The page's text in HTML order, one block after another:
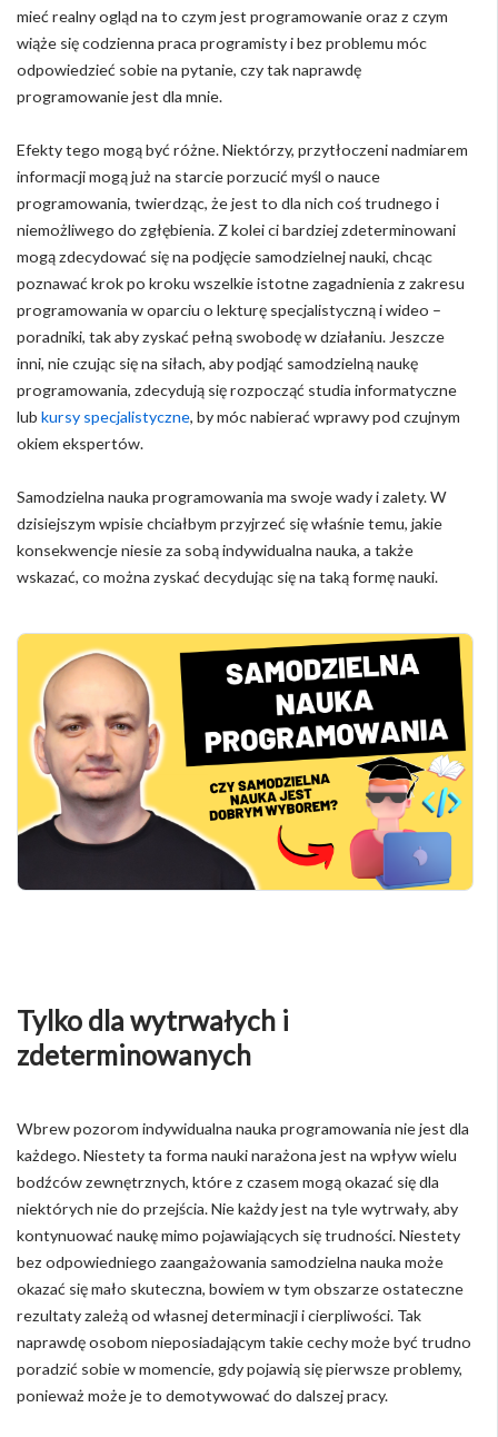
mieć realny ogląd na to czym jest programowanie oraz z czym
wiąże się codzienna praca programisty i bez problemu móc
odpowiedzieć sobie na pytanie, czy tak naprawdę
programowanie jest dla mnie.
Efekty tego mogą być różne. Niektórzy, przytłoczeni nadmiarem
informacji mogą już na starcie porzucić myśl o nauce
programowania, twierdząc, że jest to dla nich coś trudnego i
niemożliwego do zgłębienia. Z kolei ci bardziej zdeterminowani
mogą zdecydować się na podjęcie samodzielnej nauki, chcąc
poznawać krok po kroku wszelkie istotne zagadnienia z zakresu
programowania w oparciu o lekturę specjalistyczną i wideo –
poradniki, tak aby zyskać pełną swobodę w działaniu. Jeszcze
inni, nie czując się na siłach, aby podjąć samodzielną naukę
programowania, zdecydują się rozpocząć studia informatyczne
lub kursy specjalistyczne, by móc nabierać wprawy pod czujnym
okiem ekspertów.
Samodzielna nauka programowania ma swoje wady i zalety. W
dzisiejszym wpisie chciałbym przyjrzeć się właśnie temu, jakie
konsekwencje niesie za sobą indywidualna nauka, a także
wskazać, co można zyskać decydując się na taką formę nauki.
Tylko dla wytrwałych i
zdeterminowanych
Wbrew pozorom indywidualna nauka programowania nie jest dla
każdego. Niestety ta forma nauki narażona jest na wpływ wielu
bodźców zewnętrznych, które z czasem mogą okazać się dla
niektórych nie do przejścia. Nie każdy jest na tyle wytrwały, aby
kontynuować naukę mimo pojawiających się trudności. Niestety
bez odpowiedniego zaangażowania samodzielna nauka może
okazać się mało skuteczna, bowiem w tym obszarze ostateczne
rezultaty zależą od własnej determinacji i cierpliwości. Tak
naprawdę osobom nieposiadającym takie cechy może być trudno
poradzić sobie w momencie, gdy pojawią się pierwsze problemy,
ponieważ może je to demotywować do dalszej pracy.